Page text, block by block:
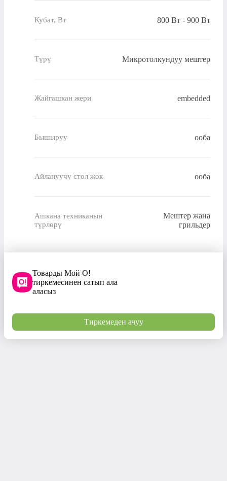
Кубат, Вт 800 Вт - 900 Вт
Түрү Микротолкундуу мештер
Жайгашкан жери embedded
Бышыруу ооба
Айлануучу стол жок ооба
Ашкана техниканын
түрлөрү
Мештер жана
грильдер
Товарды Мой О!
тиркемесинен сатып ала
аласыз
Тиркемеден ачуу